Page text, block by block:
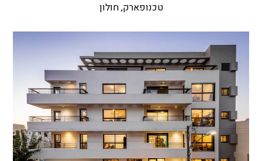
טכנופארק, חולון